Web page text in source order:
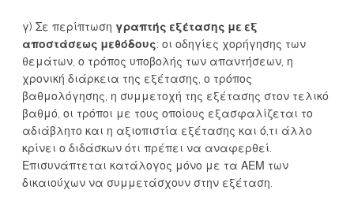
γ) Σε περίπτωση γραπτής εξέτασης με εξ
αποστάσεως μεθόδους: οι οδηγίες χορήγησης των
θεμάτων, ο τρόπος υποβολής των απαντήσεων, η
χρονική διάρκεια της εξέτασης, ο τρόπος
βαθμολόγησης, η συμμετοχή της εξέτασης στον τελικό
βαθμό, οι τρόποι με τους οποίους εξασφαλίζεται το
αδιάβλητο και η αξιοπιστία εξέτασης και ό,τι άλλο
κρίνει ο διδάσκων ότι πρέπει να αναφερθεί.
Επισυνάπτεται κατάλογος μόνο με τα ΑΕΜ των
δικαιούχων να συμμετάσχουν στην εξέταση.